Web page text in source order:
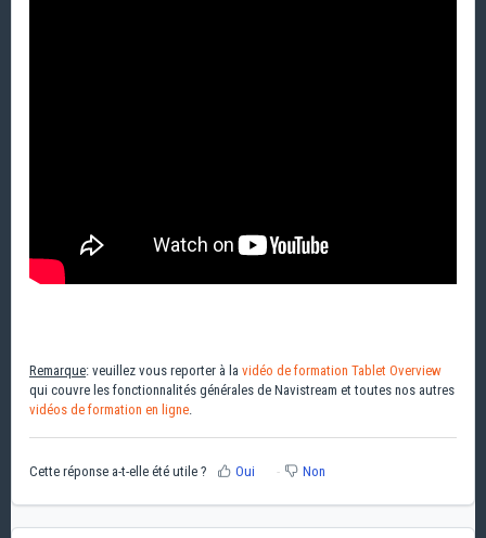
Remarque: veuillez vous reporter à la vidéo de formation Tablet Overview
qui couvre les fonctionnalités générales de Navistream et toutes nos autres
vidéos de formation en ligne.
Cette réponse a-t-elle été utile ? Oui Non